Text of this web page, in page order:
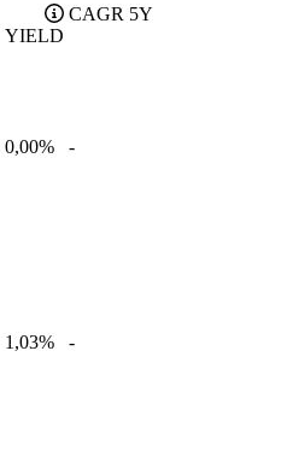
YIELD
CAGR 5Y
0,00% -
1,03% -